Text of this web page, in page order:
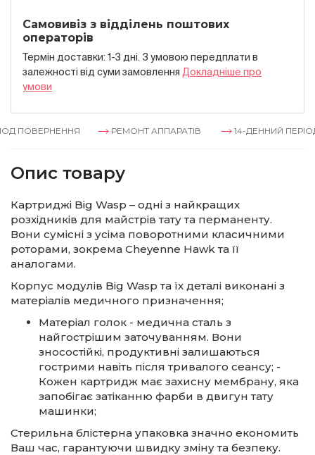
Самовивіз з відділень поштових
операторів
Термін доставки: 1-3 дні. З умовою передплати в
залежностi вiд суми замовлення Докладнiше про
умови
ПОВЕРНЕННЯ РЕМОНТ АППАРАТІВ 14-ДЕННИЙ
Опис товару
Картриджі Big Wasp – одні з найкращих
розхідників для майстрів тату та перманенту.
Вони сумісні з усіма поворотними класичними
роторами, зокрема Cheyenne Hawk та її
аналогами.
Корпус модулів Big Wasp та їх деталі виконані з
матеріалів медичного призначення;
Матеріал голок - медична сталь з
найгострішим заточуванням. Вони
зносостійкі, продуктивні залишаються
гострими навіть після тривалого сеансу; -
Кожен картридж має захисну мембрану, яка
запобігає затіканню фарби в двигун тату
машинки;
Стерильна блістерна упаковка значно економить
Ваш час, гарантуючи швидку зміну та безпеку.